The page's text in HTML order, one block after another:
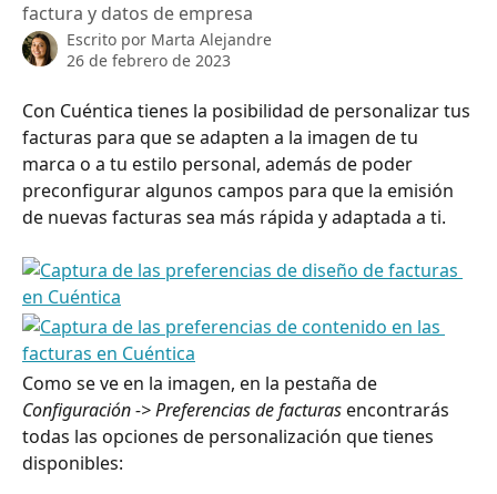
factura y datos de empresa
Escrito por Marta Alejandre
26 de febrero de 2023
Con Cuéntica tienes la posibilidad de personalizar tus
facturas para que se adapten a la imagen de tu
marca o a tu estilo personal, además de poder
preconfigurar algunos campos para que la emisión
de nuevas facturas sea más rápida y adaptada a ti.
Como se ve en la imagen, en la pestaña de
Configuración -> Preferencias de facturas encontrarás
todas las opciones de personalización que tienes
disponibles: